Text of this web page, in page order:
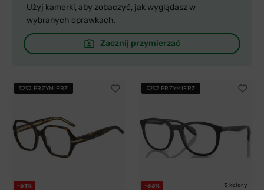
Użyj kamerki, aby zobaczyć, jak wyglądasz w
wybranych oprawkach.
Zacznij przymierzać
PRZYMIERZ
-51%
PRZYMIERZ
-33% 3 kolory